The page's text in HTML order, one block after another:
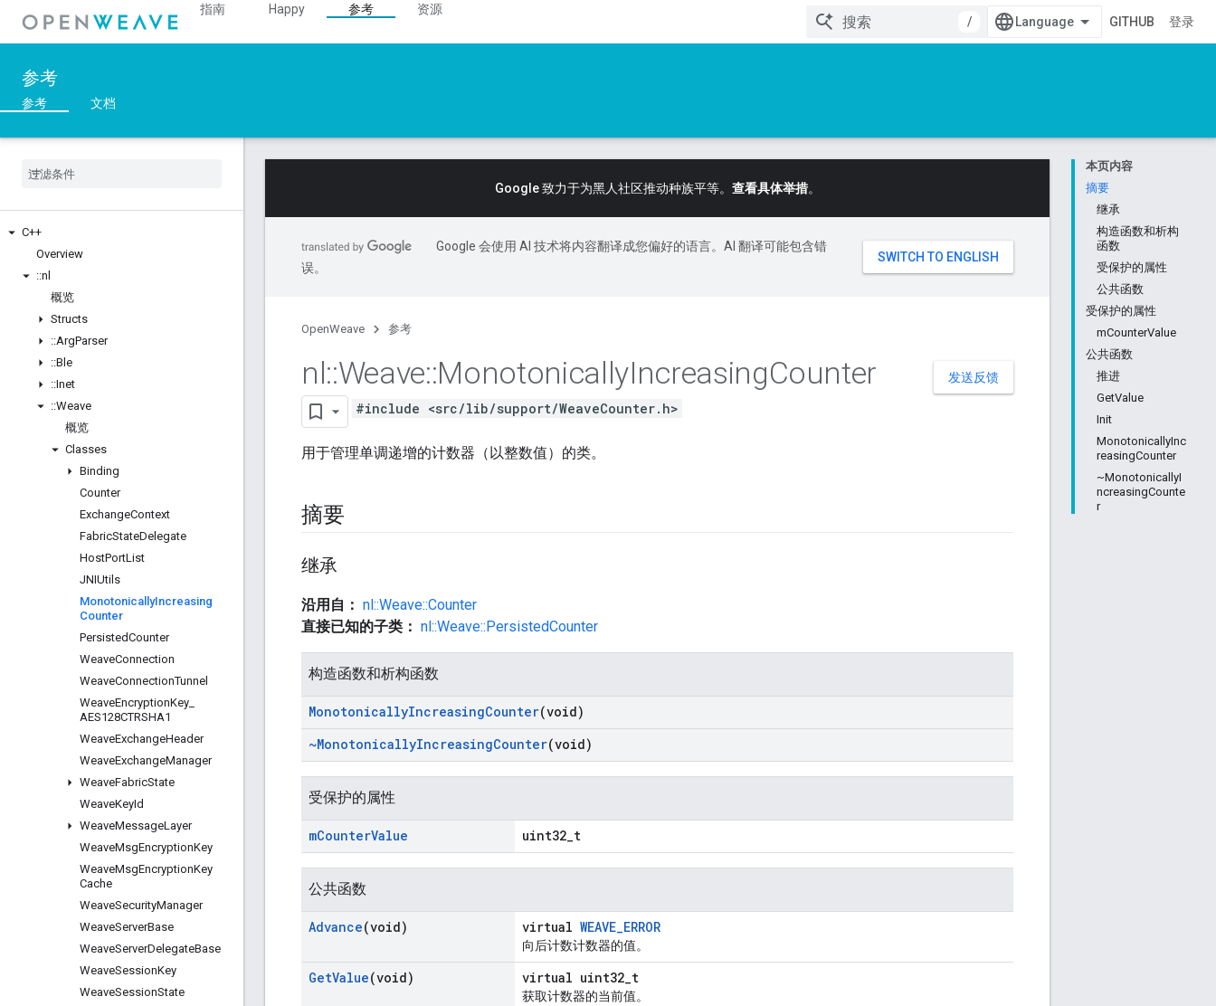
指南 Happy 参考
资源
/
GITHUB 登录
参考
参考 文档
C++
Overview
::nl
概览
Structs
::ArgParser
::Ble
::Inet
::Weave
概览
Classes
Binding
Counter
ExchangeContext
FabricStateDelegate
HostPortList
JNIUtils
MonotonicallyIncreasing
Counter
PersistedCounter
WeaveConnection
WeaveConnectionTunnel
WeaveEncryptionKey
AES128CTRSHA1
WeaveExchangeHeader
WeaveExchangeManager
WeaveFabricState
WeaveKeyId
WeaveMessageLayer
WeaveMsgEncryptionKey
WeaveMsgEncryptionKey
Cache
WeaveSecurityManager
WeaveServerBase
WeaveServerDelegateBase
WeaveSessionKey
WeaveSessionState
本页内容
摘要
继承
构造函数和析构
函数
受保护的属性
公共函数
受保护的属性
mCounterValue
公共函数
推进
GetValue
Init
MonotonicallyInc
reasingCounter
~MonotonicallyI
ncreasingCounte
r
Google 致力于为黑人社区推动种族平等。 查看具体举措。
Google 会使用 AI 技术将内容翻译成您偏好的语言。AI 翻译可能包含错
误。
OpenWeave 参考
发送反馈
nl::Weave::MonotonicallyIncreasingCounter
#include <src/lib/support/WeaveCounter.h>
用于管理单调递增的计数器（以整数值）的类。
摘要
继承
沿用自： nl::Weave::Counter
直接已知的子类： nl::Weave::PersistedCounter
构造函数和析构函数
MonotonicallyIncreasingCounter(void)
~MonotonicallyIncreasingCounter(void)
受保护的属性
mCounterValue uint32_t
公共函数
Advance(void) virtual WEAVE_ERROR
向后计数计数器的值。
GetValue(void) virtual uint32_t
获取计数器的当前值。